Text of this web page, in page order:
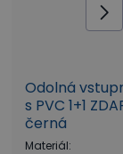
Odolná
s PVC 1+1
černá
Materiál: